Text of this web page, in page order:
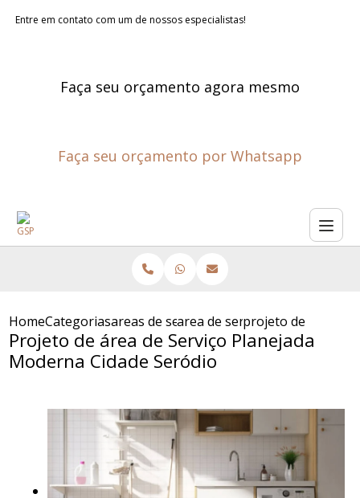
Entre em contato com um de nossos especialistas!
Faça seu orçamento agora mesmo
Faça seu orçamento por Whatsapp
HomeCategoriasareas de servico planejadas
area de servico projetada
projeto de area de
Projeto de área de Serviço Planejada
Moderna Cidade Seródio